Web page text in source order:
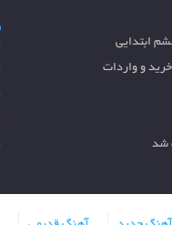
ابتدایی
و واردات
شد